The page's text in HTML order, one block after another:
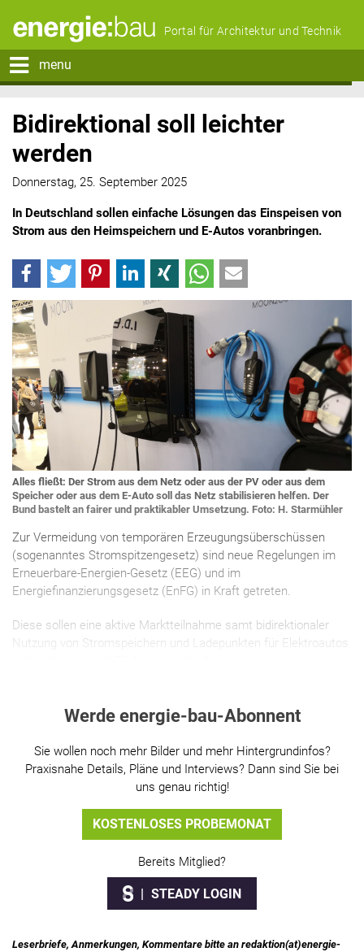
Portal für Architektur und Technik
menu
Bidirektional soll leichter
werden
Donnerstag, 25. September 2025
In Deutschland sollen einfache Lösungen das Einspeisen von
Strom aus den Heimspeichern und E-Autos voranbringen.
Alles fließt: Der Strom aus dem Netz oder aus der PV oder aus dem
Speicher oder aus dem E-Auto soll das Netz stabilisieren helfen. Der
Bund bastelt an fairer und praktikabler Umsetzung. Foto: H. Starmühler
Zur Vermeidung von temporären Erzeugungsüberschüssen
(sogenanntes Stromspitzengesetz) sind neue Regelungen im
Erneuerbare-Energien-Gesetz (EEG) und im
Energiefinanzierungsgesetz (EnFG) in Kraft getreten.
Diese sollen eine aktive Marktteilnahme samt bidirektionaler
Nutzung von Stromspeichern und Ladepunkten für Elektroautos
Werde energie-bau-Abonnent
Sie wollen noch mehr Bilder und mehr Hintergrundinfos?
Praxisnahe Details, Pläne und Interviews? Dann sind Sie bei
uns genau richtig!
KOSTENLOSES PROBEMONAT
Bereits Mitglied?
STEADY LOGIN
Leserbriefe, Anmerkungen, Kommentare bitte an redaktion(at)energie-